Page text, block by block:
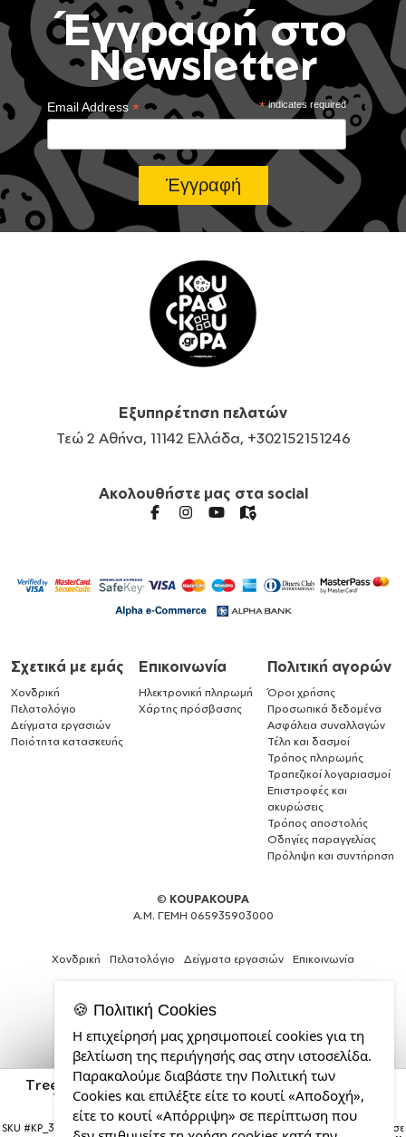
Tree, i wish you a merry christmas and a Happy New
Year!!! xoxoxo, Κούπα καρδιά χερούλι λευκή,
κεραμική, 330ml
SKU #KP_3959_11heartout Η παραγγελία σας θα παραδοθεί σε
Έγγραφή στο
Newsletter
*indicates required
Email Address*
Εξυπηρέτηση πελατών
Τεώ 2 Αθήνα, 11142 Ελλάδα, +302152151246
Ακολουθήστε μας στα social
Σχετικά με εμάς
Χονδρική
Πελατολόγιο
Δείγματα εργασιών
Ποιότητα κατασκευής
Επικοινωνία
Ηλεκτρονική πληρωμή
Χάρτης πρόσβασης
Πολιτική αγορών
Όροι χρήσης
Προσωπικά δεδομένα
Ασφάλεια συναλλαγών
Τέλη και δασμοί
Τρόπος πληρωμής
Τραπεζικοί λογαριασμοί
Επιστροφές και
ακυρώσεις
Τρόπος αποστολής
Οδηγίες παραγγελίας
Πρόληψη και συντήρηση
© KOUPAKOUPA
Α.Μ. ΓΕΜΗ 065935903000
Χονδρική Πελατολόγιο Δείγματα εργασιών Επικοινωνία
Expert
Web
Development
Services
από
την
🍪 Πολιτική Cookies
Η επιχείρησή μας χρησιμοποιεί cookies για τη
βελτίωση της περιήγησής σας στην ιστοσελίδα.
Παρακαλούμε διαβάστε την Πολιτική των
Cookies και επιλέξτε είτε το κουτί «Αποδοχή»,
είτε το κουτί «Απόρριψη» σε περίπτωση που